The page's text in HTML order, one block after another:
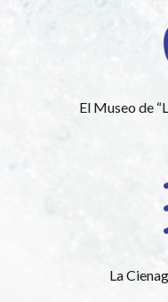
El Museo de
La